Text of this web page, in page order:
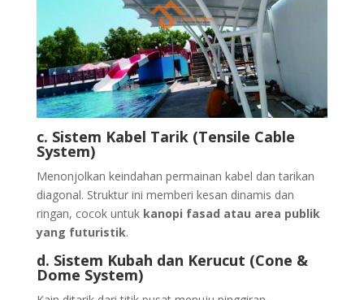
c. Sistem Kabel Tarik (Tensile Cable
System)
Menonjolkan keindahan permainan kabel dan tarikan
diagonal. Struktur ini memberi kesan dinamis dan
ringan, cocok untuk kanopi fasad atau area publik
yang futuristik.
d. Sistem Kubah dan Kerucut (Cone &
Dome System)